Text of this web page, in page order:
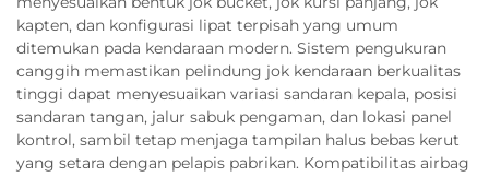
kapten, dan konfigurasi lipat terpisah yang umum
ditemukan pada kendaraan modern. Sistem pengukuran
canggih memastikan pelindung jok kendaraan berkualitas
tinggi dapat menyesuaikan variasi sandaran kepala, posisi
sandaran tangan, jalur sabuk pengaman, dan lokasi panel
kontrol, sambil tetap menjaga tampilan halus bebas kerut
yang setara dengan pelapis pabrikan. Kompatibilitas airbag